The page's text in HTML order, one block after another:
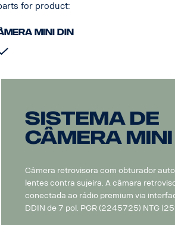
for product:
MINI DIN
Sistema de
câmera MINI
Câmera retrovisora com obturador
lentes contra sujeira. A câmara
conectada ao rádio premium via
DDIN de 7 pol. PGR (2245725) NTG